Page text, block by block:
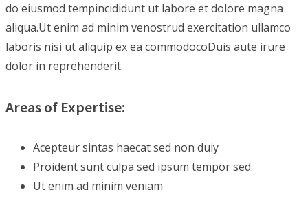
do eiusmod tempincididunt ut labore et dolore magna
aliqua.Ut enim ad minim venostrud exercitation ullamco
laboris nisi ut aliquip ex ea commodocoDuis aute irure
dolor in reprehenderit.
Areas of Expertise:
Acepteur sintas haecat sed non duiy
Proident sunt culpa sed ipsum tempor sed
Ut enim ad minim veniam